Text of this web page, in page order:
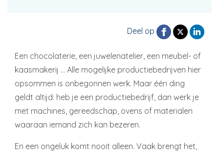
Deel op
Een chocolaterie, een juwelenatelier, een meubel- of
kaasmakerij … Alle mogelijke productiebedrijven hier
opsommen is onbegonnen werk. Maar één ding
geldt altijd: heb je een productiebedrijf, dan werk je
met machines, gereedschap, ovens of materialen
waaraan iemand zich kan bezeren.
En een ongeluk komt nooit alleen. Vaak brengt het,